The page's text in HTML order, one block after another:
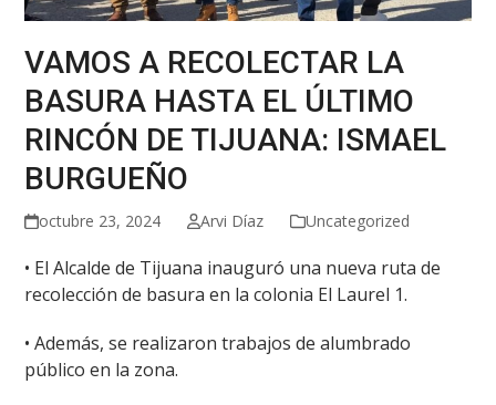
VAMOS A RECOLECTAR LA
BASURA HASTA EL ÚLTIMO
RINCÓN DE TIJUANA: ISMAEL
BURGUEÑO
octubre 23, 2024 Arvi Díaz Uncategorized
• El Alcalde de Tijuana inauguró una nueva ruta de
recolección de basura en la colonia El Laurel 1.
•Además, se realizaron trabajos de alumbrado
público en la zona.